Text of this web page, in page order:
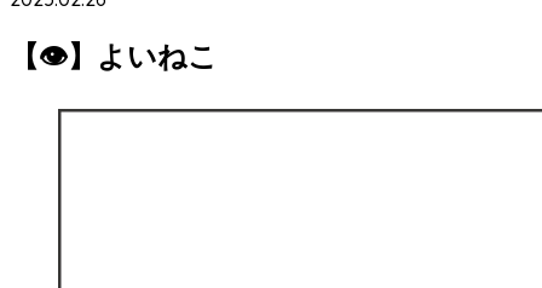
【👁】よいねこ